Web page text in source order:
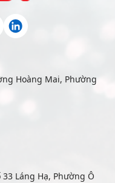
Hoàng Mai, Phường
33 Láng Hạ, Phường Ô